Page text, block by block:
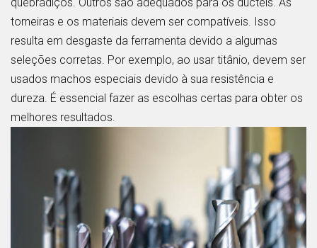
torneiras e os materiais devem ser compatíveis. Isso
resulta em desgaste da ferramenta devido a algumas
seleções corretas. Por exemplo, ao usar titânio, devem ser
usados machos especiais devido à sua resistência e
dureza. É essencial fazer as escolhas certas para obter os
melhores resultados.